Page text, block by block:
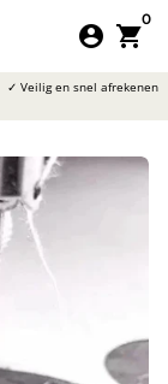
account_circle shopping_cart
0
✓ Veilig en snel afrekenen